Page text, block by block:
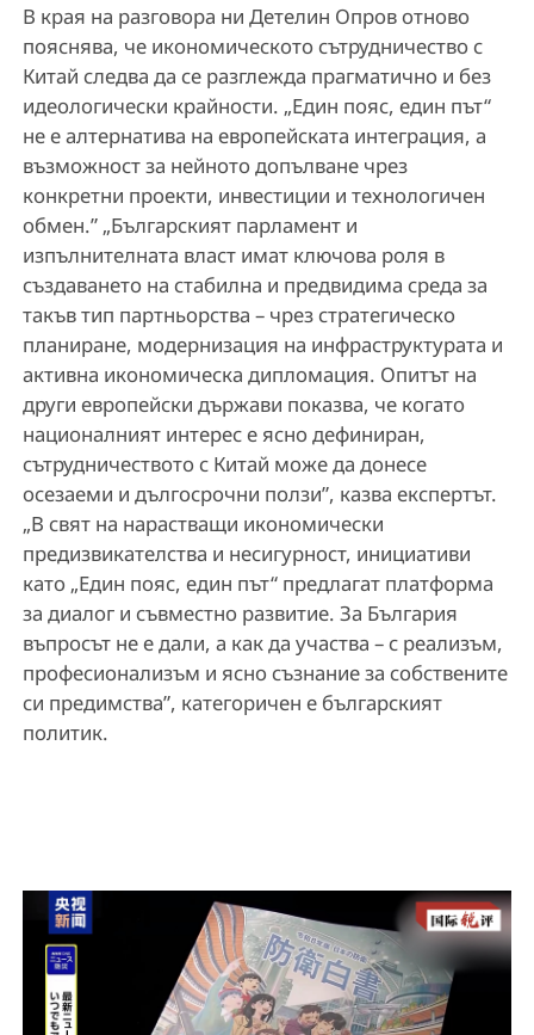
В края на разговора ни Детелин Опров отново
пояснява, че икономическото сътрудничество с
Китай следва да се разглежда прагматично и без
идеологически крайности. „Един пояс, един път“
не е алтернатива на европейската интеграция, а
възможност за нейното допълване чрез
конкретни проекти, инвестиции и технологичен
обмен.” „Българският парламент и
изпълнителната власт имат ключова роля в
създаването на стабилна и предвидима среда за
такъв тип партньорства – чрез стратегическо
планиране, модернизация на инфраструктурата и
активна икономическа дипломация. Опитът на
други европейски държави показва, че когато
националният интерес е ясно дефиниран,
сътрудничеството с Китай може да донесе
осезаеми и дългосрочни ползи”, казва експертът.
„В свят на нарастващи икономически
предизвикателства и несигурност, инициативи
като „Един пояс, един път“ предлагат платформа
за диалог и съвместно развитие. За България
въпросът не е дали, а как да участва – с реализъм,
професионализъм и ясно съзнание за собствените
си предимства”, категоричен е българският
политик.